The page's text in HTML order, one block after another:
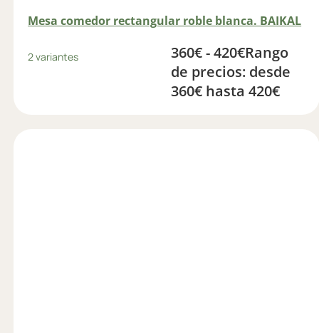
Mesa comedor rectangular roble blanca. BAIKAL
2 variantes 360€-420€Rango
de precios: desde
360€ hasta 420€